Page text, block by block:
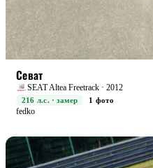
Севат
SEAT Altea Freetrack · 2012
216 л.с. · замер
1 фото
fedko